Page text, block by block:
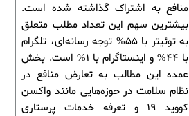
منافع به اشتراک گذاشته شده است.
بیشترین سهم این تعداد مطلب متعلق
به توئیتر با 55% توجه رسانه‌ای، تلگرام
با 44% و اینستاگرام با 1% است. بخش
عمده این مطالب به تعارض منافع در
نظام سلامت در حوزه‌هایی مانند واکسن
کووید 19 و تعرفه خدمات پرستاری